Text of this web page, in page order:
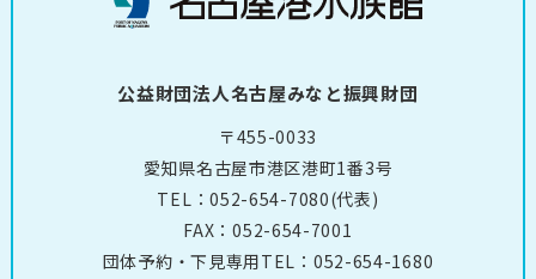
公益財団法人名古屋みなと振興財団
〒455-0033
愛知県名古屋市港区港町1番3号
TEL：052-654-7080(代表)
FAX：052-654-7001
団体予約・下見専用TEL： 052-654-1680